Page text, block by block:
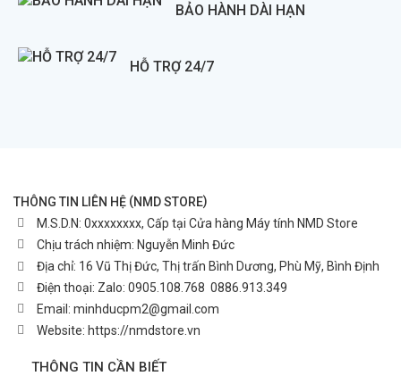
BẢO HÀNH DÀI HẠN
HỖ TRỢ 24/7
THÔNG TIN LIÊN HỆ (NMD STORE)
M.S.D.N: 0xxxxxxxx, Cấp tại Cửa hàng Máy tính NMD Store
Chịu trách nhiệm: Nguyễn Minh Đức
Địa chỉ: 16 Vũ Thị Đức, Thị trấn Bình Dương, Phù Mỹ, Bình Định
Điện thoại: Zalo: 0905.108.768 0886.913.349
Email: minhducpm2@gmail.com
Website: https://nmdstore.vn
THÔNG TIN CẦN BIẾT